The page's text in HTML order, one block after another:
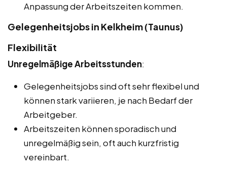
Anpassung der Arbeitszeiten kommen.
Gelegenheitsjobs in Kelkheim (Taunus)
Flexibilität
Unregelmäßige Arbeitsstunden:
Gelegenheitsjobs sind oft sehr flexibel und
können stark variieren, je nach Bedarf der
Arbeitgeber.
Arbeitszeiten können sporadisch und
unregelmäßig sein, oft auch kurzfristig
vereinbart.